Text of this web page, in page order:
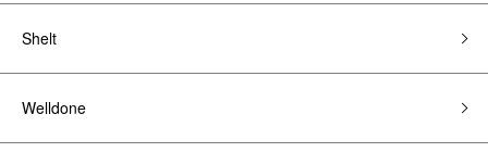
Shelt
Welldone